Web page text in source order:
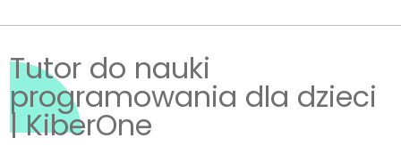
Tutor do nauki
programowania dla dzieci
| KiberOne